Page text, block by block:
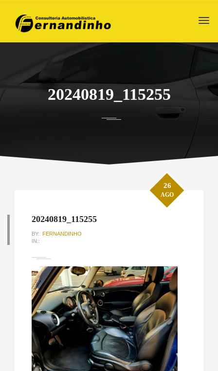
20240819_115255
20240819_115255
BY:: FERNANDINHO
IN::
26
AGO